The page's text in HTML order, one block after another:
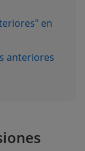
en
anteriores